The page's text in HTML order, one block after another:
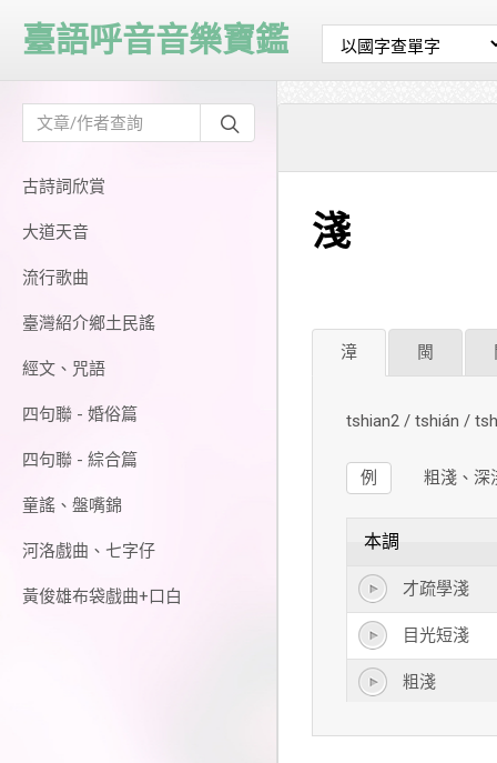
古詩詞欣賞
大道天音
流行歌曲
臺灣紹介鄉土民謠
經文、咒語
四句聯 - 婚俗篇
四句聯 - 綜合篇
童謠、盤嘴錦
河洛戲曲、七字仔
黃俊雄布袋戲曲+口白
臺語呼音音樂寶鑑
淺
漳 閩
tshian2 / tshián /
粗淺、深
例
本調
才疏學淺
目光短淺
粗淺